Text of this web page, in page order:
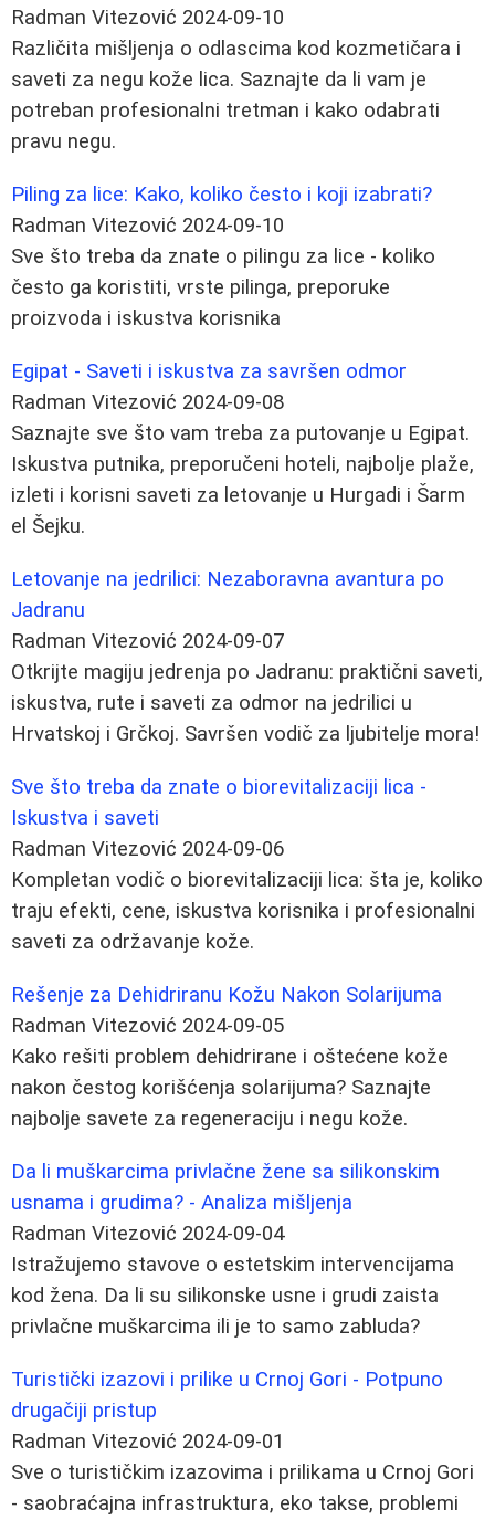
Radman Vitezović 2024-09-10
Različita mišljenja o odlascima kod kozmetičara i
saveti za negu kože lica. Saznajte da li vam je
potreban profesionalni tretman i kako odabrati
pravu negu.
Piling za lice: Kako, koliko često i koji izabrati?
Radman Vitezović 2024-09-10
Sve što treba da znate o pilingu za lice - koliko
često ga koristiti, vrste pilinga, preporuke
proizvoda i iskustva korisnika
Egipat - Saveti i iskustva za savršen odmor
Radman Vitezović 2024-09-08
Saznajte sve što vam treba za putovanje u Egipat.
Iskustva putnika, preporučeni hoteli, najbolje plaže,
izleti i korisni saveti za letovanje u Hurgadi i Šarm
el Šejku.
Letovanje na jedrilici: Nezaboravna avantura po
Jadranu
Radman Vitezović 2024-09-07
Otkrijte magiju jedrenja po Jadranu: praktični saveti,
iskustva, rute i saveti za odmor na jedrilici u
Hrvatskoj i Grčkoj. Savršen vodič za ljubitelje mora!
Sve što treba da znate o biorevitalizaciji lica -
Iskustva i saveti
Radman Vitezović 2024-09-06
Kompletan vodič o biorevitalizaciji lica: šta je, koliko
traju efekti, cene, iskustva korisnika i profesionalni
saveti za održavanje kože.
Rešenje za Dehidriranu Kožu Nakon Solarijuma
Radman Vitezović 2024-09-05
Kako rešiti problem dehidrirane i oštećene kože
nakon čestog korišćenja solarijuma? Saznajte
najbolje savete za regeneraciju i negu kože.
Da li muškarcima privlačne žene sa silikonskim
usnama i grudima? - Analiza mišljenja
Radman Vitezović 2024-09-04
Istražujemo stavove o estetskim intervencijama
kod žena. Da li su silikonske usne i grudi zaista
privlačne muškarcima ili je to samo zabluda?
Turistički izazovi i prilike u Crnoj Gori - Potpuno
drugačiji pristup
Radman Vitezović 2024-09-01
Sve o turističkim izazovima i prilikama u Crnoj Gori
- saobraćajna infrastruktura, eko takse, problemi